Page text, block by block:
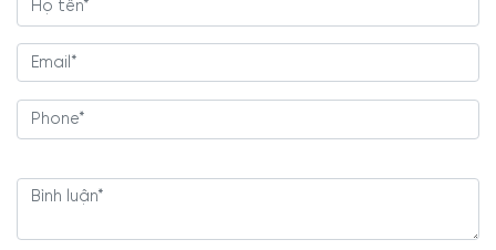
Chiếctủ 3 cánhđược thiết kế theo phong cách hiện đại, trang nhã,
không hoa văn hay họa tiết cầu kỳ. Hợp với xu hướng thiết kế của
thời đại và thị hiếu của nhiều thế hệ từ trung tuổi cho đến giới
trẻ.Chú trọng vào sự tiện lợi và gọn nhẹ khi sử dụng.
Tổng thểtủ 3 cánhdạng hình khối chữ nhật, vuông vắn và góc
vuông vắn, bo góc đều. Dễ dàng bày trí tủ quần áo ở nhiều vị trí
gia đình.